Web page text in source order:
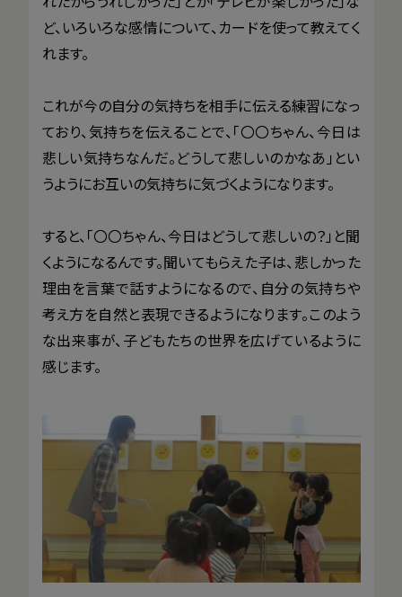
ど、いろいろな感情について、カードを使って教えてく
れます。
これが今の自分の気持ちを相手に伝える練習になっ
ており、気持ちを伝えることで、「〇〇ちゃん、今日は
悲しい気持ちなんだ。どうして悲しいのかなあ」とい
うようにお互いの気持ちに気づくようになります。
すると、「〇〇ちゃん、今日はどうして悲しいの？」と聞
くようになるんです。聞いてもらえた子は、悲しかった
理由を言葉で話すようになるので、自分の気持ちや
考え方を自然と表現できるようになります。このよう
な出来事が、子どもたちの世界を広げているように
感じます。